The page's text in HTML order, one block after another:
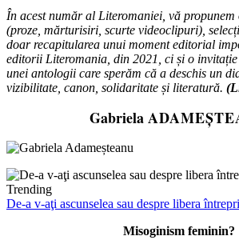
În acest număr al Literomaniei, vă propunem
(proze, mărturisiri, scurte videoclipuri),
doar recapitularea unui moment editorial
editorii Literomania, din 2021, ci și o invitație
unei antologii care sperăm că a deschis un
vizibilitate, canon, solidaritate și literatură.
Gabriela
Trending
De-a v-aţi ascunselea sau despre libera
Misoginism feminin?